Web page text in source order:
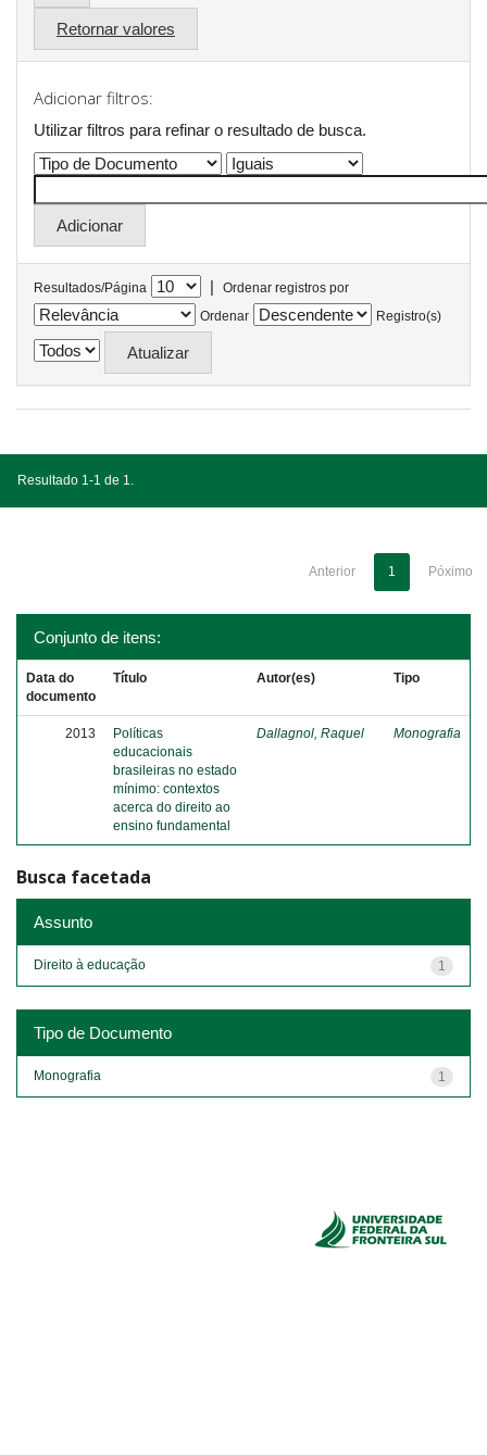
Retornar valores
Adicionar filtros:
Utilizar filtros para refinar o resultado de busca.
Resultados/Página |
Ordenar registros por
Ordenar
Registro(s)
Resultado 1-1 de 1.
Anterior 1 Póximo
Conjunto de itens:
Data do
documento
Título Autor(es) Tipo
2013
Políticas
educacionais
brasileiras no estado
mínimo: contextos
acerca do direito ao
ensino fundamental
Dallagnol, Raquel Monografia
Busca facetada
Assunto
1
Direito à educação
Tipo de Documento
1
Monografia